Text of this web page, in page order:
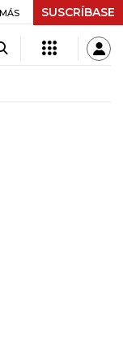
$ 416,91 +$ 0,05 +0,01%
SUSCRÍBASE